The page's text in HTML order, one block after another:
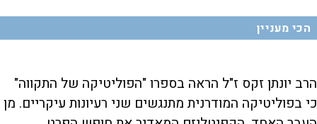
הכי מעניין
הרב יונתן זקס ז"ל הראה בספרו "הפוליטיקה של התקווה"
כי בפוליטיקה המודרנית מתנגשים שני רעיונות עיקריים. מן